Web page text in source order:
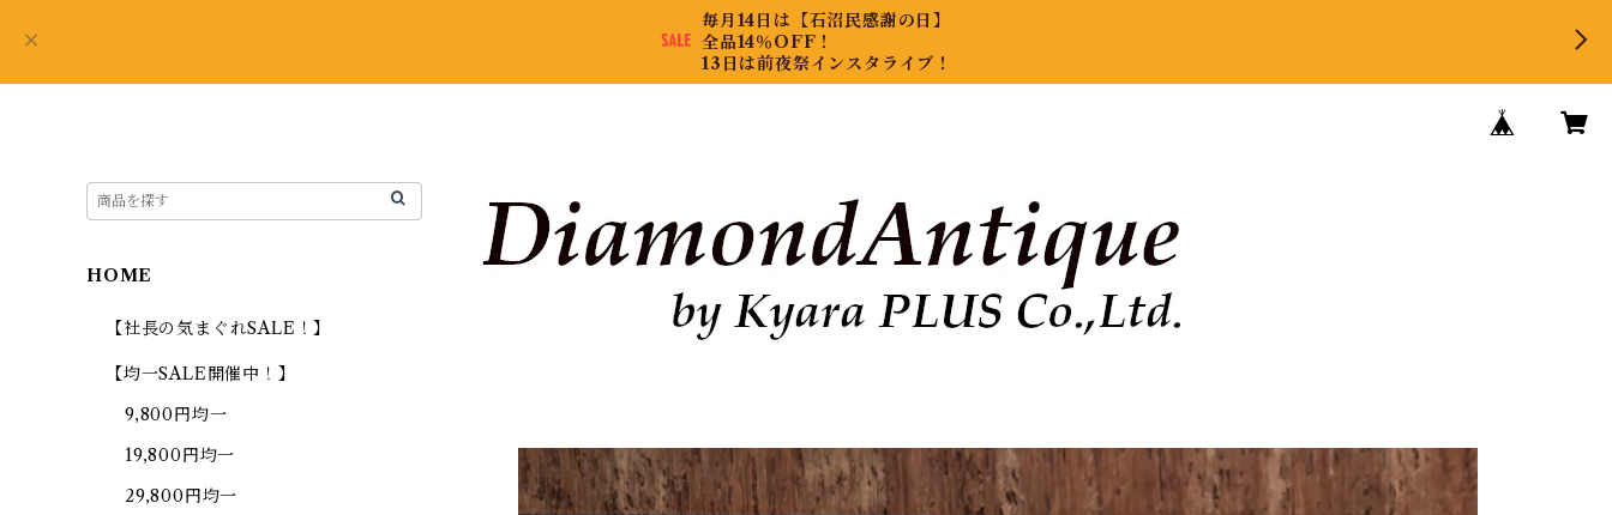
毎月14日は【石沼民感謝の日】
全品14％OFF！
13日は前夜祭インスタライブ！
HOME
【社長の気まぐれSALE！】
【均一SALE開催中！】
9,800円均一
19,800円均一
29,800円均一